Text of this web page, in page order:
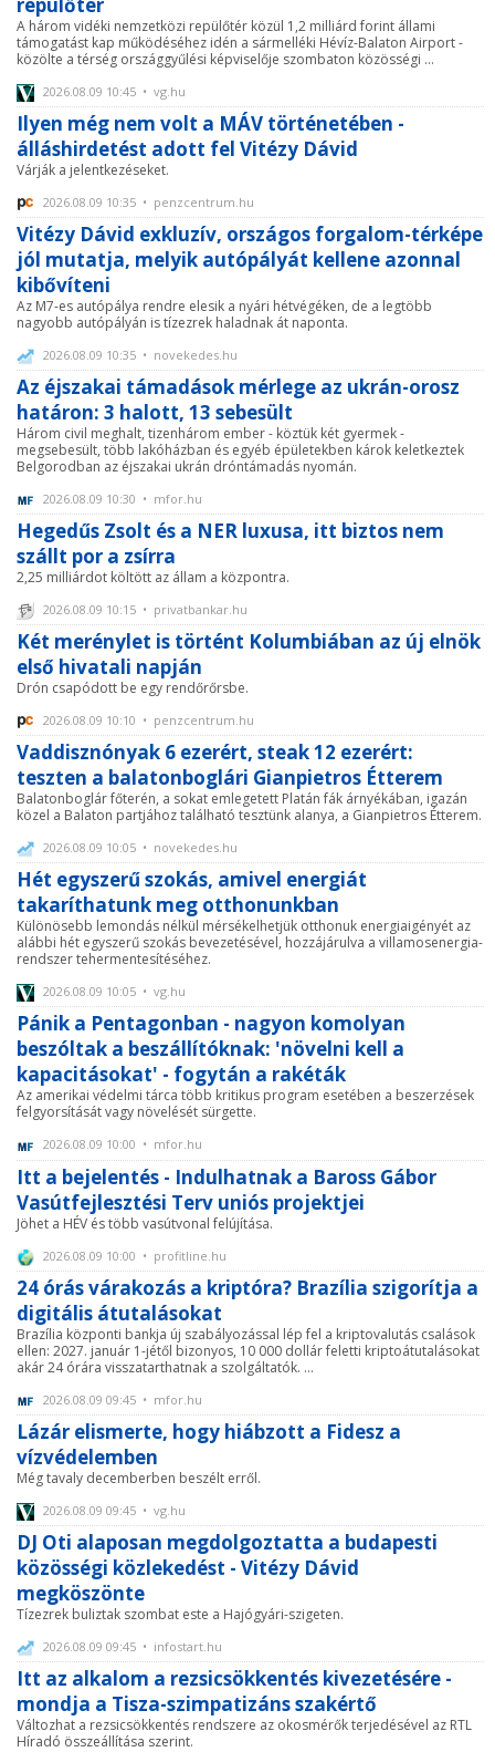
A három vidéki nemzetközi repülőtér közül 1,2 milliárd forint állami
támogatást kap működéséhez idén a sármelléki Hévíz-Balaton Airport -
közölte a térség országgyűlési képviselője szombaton közösségi ...
2026.08.09 10:45 • vg.hu
Ilyen még nem volt a MÁV történetében -
álláshirdetést adott fel Vitézy Dávid
Várják a jelentkezéseket.
2026.08.09 10:35 • penzcentrum.hu
Vitézy Dávid exkluzív, országos forgalom-térképe
jól mutatja, melyik autópályát kellene azonnal
kibővíteni
Az M7-es autópálya rendre elesik a nyári hétvégéken, de a legtöbb
nagyobb autópályán is tízezrek haladnak át naponta.
2026.08.09 10:35 • novekedes.hu
Az éjszakai támadások mérlege az ukrán-orosz
határon: 3 halott, 13 sebesült
Három civil meghalt, tizenhárom ember - köztük két gyermek -
megsebesült, több lakóházban és egyéb épületekben károk keletkeztek
Belgorodban az éjszakai ukrán dróntámadás nyomán.
2026.08.09 10:30 • mfor.hu
Hegedűs Zsolt és a NER luxusa, itt biztos nem
szállt por a zsírra
2,25 milliárdot költött az állam a központra.
2026.08.09 10:15 • privatbankar.hu
Két merénylet is történt Kolumbiában az új elnök
első hivatali napján
Drón csapódott be egy rendőrőrsbe.
2026.08.09 10:10 • penzcentrum.hu
Vaddisznónyak 6 ezerért, steak 12 ezerért:
teszten a balatonboglári Gianpietros Étterem
Balatonboglár főterén, a sokat emlegetett Platán fák árnyékában, igazán
közel a Balaton partjához található tesztünk alanya, a Gianpietros Étterem.
2026.08.09 10:05 • novekedes.hu
Hét egyszerű szokás, amivel energiát
takaríthatunk meg otthonunkban
Különösebb lemondás nélkül mérsékelhetjük otthonuk energiaigényét az
alábbi hét egyszerű szokás bevezetésével, hozzájárulva a villamosenergia-
rendszer tehermentesítéséhez.
2026.08.09 10:05 • vg.hu
Pánik a Pentagonban - nagyon komolyan
beszóltak a beszállítóknak: 'növelni kell a
kapacitásokat' - fogytán a rakéták
Az amerikai védelmi tárca több kritikus program esetében a beszerzések
felgyorsítását vagy növelését sürgette.
2026.08.09 10:00 • mfor.hu
Itt a bejelentés - Indulhatnak a Baross Gábor
Vasútfejlesztési Terv uniós projektjei
Jöhet a HÉV és több vasútvonal felújítása.
2026.08.09 10:00 • profitline.hu
24 órás várakozás a kriptóra? Brazília szigorítja a
digitális átutalásokat
Brazília központi bankja új szabályozással lép fel a kriptovalutás csalások
ellen: 2027. január 1-jétől bizonyos, 10 000 dollár feletti kriptoátutalásokat
akár 24 órára visszatarthatnak a szolgáltatók. ...
2026.08.09 09:45 • mfor.hu
Lázár elismerte, hogy hiábzott a Fidesz a
vízvédelemben
Még tavaly decemberben beszélt erről.
2026.08.09 09:45 • vg.hu
DJ Oti alaposan megdolgoztatta a budapesti
közösségi közlekedést - Vitézy Dávid
megköszönte
Tízezrek buliztak szombat este a Hajógyári-szigeten.
2026.08.09 09:45 • infostart.hu
Itt az alkalom a rezsicsökkentés kivezetésére -
mondja a Tisza-szimpatizáns szakértő
Változhat a rezsicsökkentés rendszere az okosmérők terjedésével az RTL
Híradó összeállítása szerint.